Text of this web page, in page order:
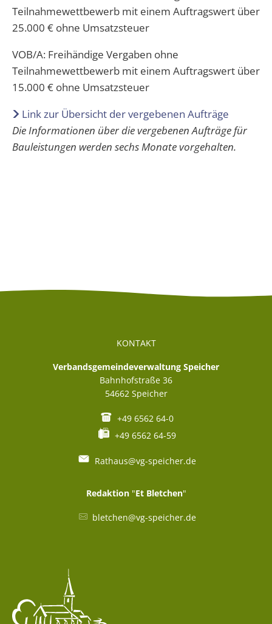
Kommunaler Entschuldungsfonds
Rufbus/Mitfahrerbänke/VRT
Bereitschaftsdienste
Notfall Nummern
Abwasser
Grundschule Spangdahlem
Grundschule Orenhofen
Kindertagesstätten Kita Herforst
Kita Spangdahlem
Kita Speicher "Kleine
Volkshochschule Aktuelle Veranstaltungen
Schwimmbad
Unterkunftsverzeichnis
Veranstaltungskalender
Teilnahmewettbewerb mit einem Auftragswert über
25.000 € ohne Umsatzsteuer
VOB/A: Freihändige Vergaben ohne
Teilnahmewettbewerb mit einem Auftragswert über
15.000 € ohne Umsatzsteuer
Link zur Übersicht der vergebenen Aufträge
Die Informationen über die vergebenen Aufträge für
Bauleistungen werden sechs Monate vorgehalten.
KONTAKT
Verbandsgemeindeverwaltung Speicher
Bahnhofstraße 36
54662 Speicher
+49 6562 64-0
+49 6562 64-59
Rathaus@vg-speicher.de
Redaktion "Et Bletchen"
bletchen@vg-speicher.de